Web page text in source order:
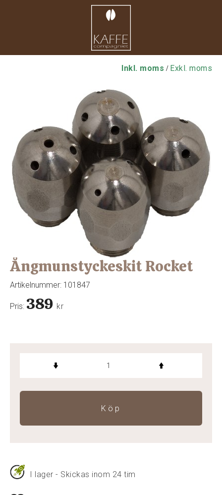
Inkl. moms / Exkl. moms
Ångmunstyckeskit Rocket
Artikelnummer: 101847
Pris: 389 kr
Köp
I lager - Skickas inom 24 tim